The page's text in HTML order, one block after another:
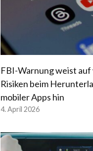
FBI-Warnung weist
Risiken beim
mobiler Apps hin
4. April 2026